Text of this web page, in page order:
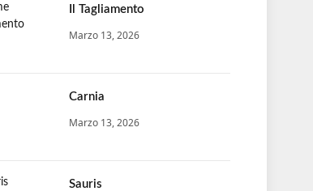
Il Tagliamento
Marzo 13, 2026
Carnia
Marzo 13, 2026
Sauris